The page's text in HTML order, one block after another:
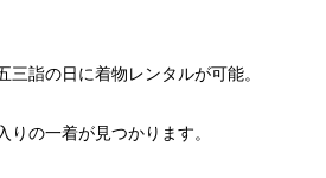
三詣の日に着物レンタルが可能。
りの一着が見つかります。